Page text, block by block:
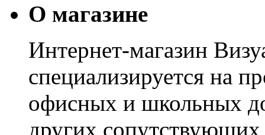
О магазине
Интернет-магазин
специализируется на
офисных и школьных
других сопутствующих